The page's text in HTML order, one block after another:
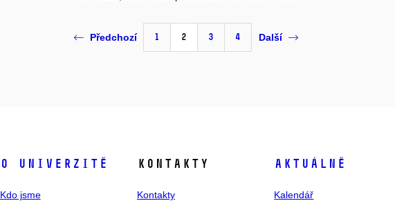
Předchozí 1 2 3 4 Další
O univerzitě
Kdo jsme
Kontakty
Kontakty
Aktuálně
Kalendář